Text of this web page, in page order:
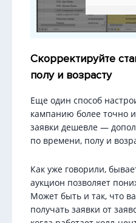
Скорректируйте
полу и возрасту
Еще один способ
кампанию более точно
заявки дешевле —
по времени, полу и
Как уже говорили,
аукцион позволяет
Может быть и так, что
получать заявки от